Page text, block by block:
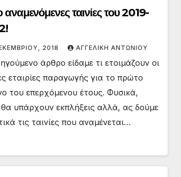
αναμενόμενες ταινίες του 2019-
2018 ΑΓΓΕΛΙΚΉ ΑΝΤΩΝΊΟΥ
άρθρο είδαμε τι ετοιμάζουν οι
εταιρίες παραγωγής για το πρώτο
του επερχόμενου έτους. Φυσικά,
υπάρχουν εκπλήξεις αλλά, ας δούμε
τις ταινίες που αναμένεται…